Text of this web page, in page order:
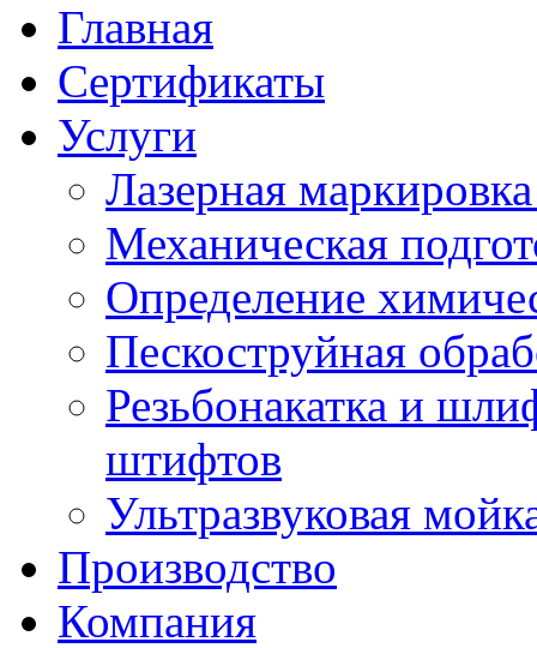
Главная
Сертификаты
Услуги
Лазерная
Механическая
Определение
Пескоструйная
Резьбонакатка и
штифтов
Ультразвуковая
Производство
Компания